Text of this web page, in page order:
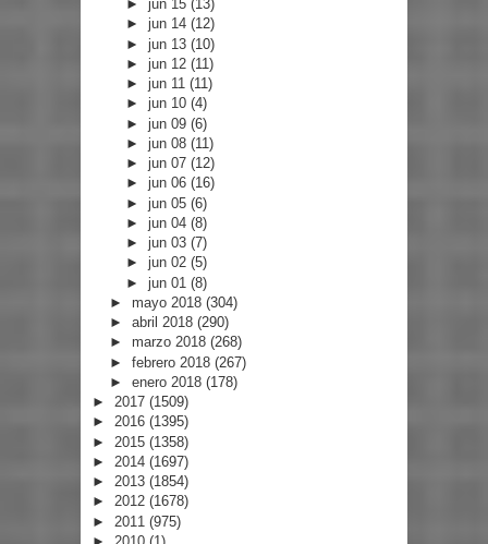
►jun 15(13)
►jun 14(12)
►jun 13(10)
►jun 12(11)
►jun 11(11)
►jun 10(4)
►jun 09(6)
►jun 08(11)
►jun 07(12)
►jun 06(16)
►jun 05(6)
►jun 04(8)
►jun 03(7)
►jun 02(5)
►jun 01(8)
► mayo 2018 (304)
► abril 2018 (290)
► marzo 2018 (268)
► febrero 2018 (267)
► enero 2018 (178)
► 2017 (1509)
► 2016 (1395)
► 2015 (1358)
► 2014 (1697)
► 2013 (1854)
► 2012 (1678)
► 2011 (975)